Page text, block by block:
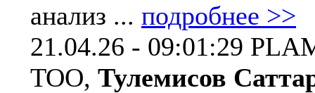
анализ ... подробнее >>
21.04.26 - 09:01:29
ТОО, Тулемисов